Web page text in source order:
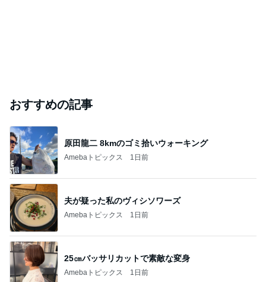
おすすめの記事
原田龍二 8kmのゴミ拾いウォーキング
Amebaトピックス 1日前
夫が疑った私のヴィシソワーズ
Amebaトピックス 1日前
25㎝バッサリカットで素敵な変身
Amebaトピックス 1日前